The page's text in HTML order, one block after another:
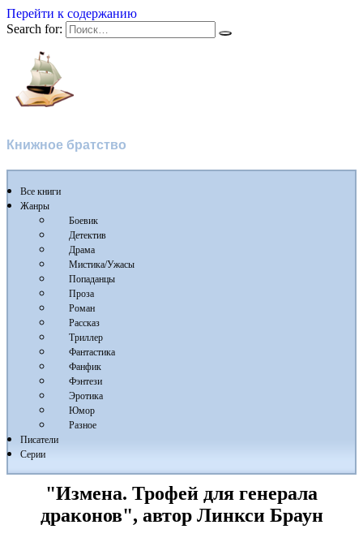
Перейти к содержанию
Search for:
Книжное братство
Все книги
Жанры
Боевик
Детектив
Драма
Мистика/Ужасы
Попаданцы
Проза
Роман
Рассказ
Триллер
Фантастика
Фанфик
Фэнтези
Эротика
Юмор
Разное
Писатели
Серии
"Измена. Трофей для генерала
драконов", автор Линкси Браун